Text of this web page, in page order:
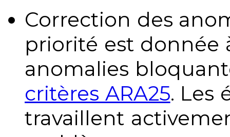
Correction des
priorité est donnée
anomalies
critères ARA25. Les
travaillent